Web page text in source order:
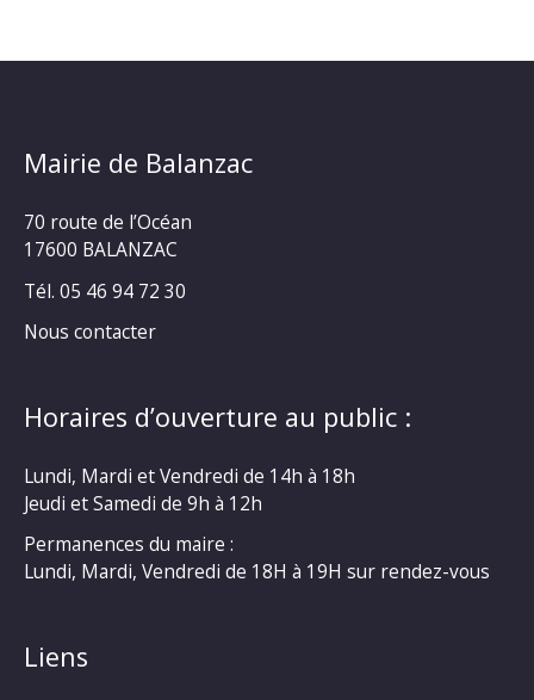
Mairie de Balanzac
70 route de l’Océan
17600 BALANZAC
Tél. 05 46 94 72 30
Nous contacter
Horaires d’ouverture au public :
Lundi, Mardi et Vendredi de 14h à 18h
Jeudi et Samedi de 9h à 12h
Permanences du maire :
Lundi, Mardi, Vendredi de 18H à 19H sur rendez-vous
Liens